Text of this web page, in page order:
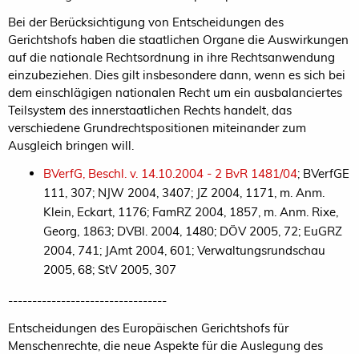
Bei der Berücksichtigung von Entscheidungen des
Gerichtshofs haben die staatlichen Organe die Auswirkungen
auf die nationale Rechtsordnung in ihre Rechtsanwendung
einzubeziehen. Dies gilt insbesondere dann, wenn es sich bei
dem einschlägigen nationalen Recht um ein ausbalanciertes
Teilsystem des innerstaatlichen Rechts handelt, das
verschiedene Grundrechtspositionen miteinander zum
Ausgleich bringen will.
BVerfG, Beschl. v. 14.10.2004 - 2 BvR 1481/04; BVerfGE
111, 307; NJW 2004, 3407; JZ 2004, 1171, m. Anm.
Klein, Eckart, 1176; FamRZ 2004, 1857, m. Anm. Rixe,
Georg, 1863; DVBl. 2004, 1480; DÖV 2005, 72; EuGRZ
2004, 741; JAmt 2004, 601; Verwaltungsrundschau
2005, 68; StV 2005, 307
---------------------------------
Entscheidungen des Europäischen Gerichtshofs für
Menschenrechte, die neue Aspekte für die Auslegung des